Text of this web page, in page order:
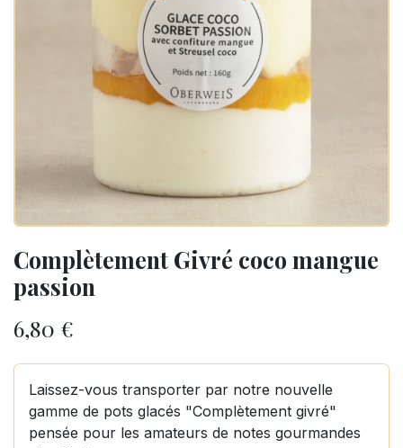
Complètement Givré coco mangue
passion
6,80 €
Laissez-vous transporter par notre nouvelle
gamme de pots glacés "Complètement givré"
pensée pour les amateurs de notes gourmandes